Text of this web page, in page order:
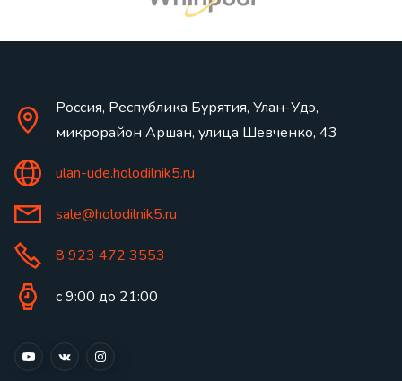
Россия, Республика Бурятия, Улан-Удэ,
микрорайон Аршан, улица Шевченко, 43
ulan-ude.holodilnik5.ru
sale@holodilnik5.ru
8 923 472 3553
с 9:00 до 21:00